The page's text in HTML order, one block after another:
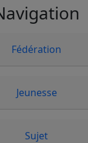
Fédération
Jeunesse
Sujet